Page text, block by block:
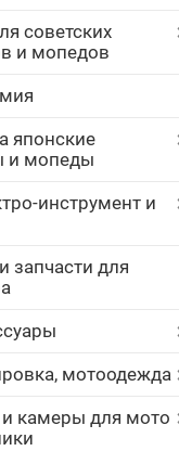
советских
и мопедов
японские
и мопеды
инструмент и
запчасти для
мотоодежда
камеры для мото